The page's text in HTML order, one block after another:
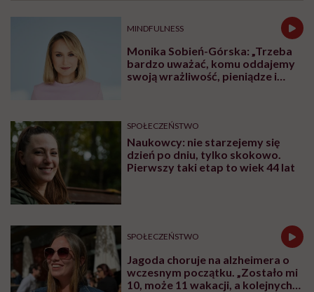
MINDFULNESS
Monika Sobień-Górska: „Trzeba
bardzo uważać, komu oddajemy
swoją wrażliwość, pieniądze i
SPOŁECZEŃSTWO
Naukowcy: nie starzejemy się
dzień po dniu, tylko skokowo.
Pierwszy taki etap to wiek 44 lat
SPOŁECZEŃSTWO
Jagoda choruje na alzheimera o
wczesnym początku. „Zostało mi
10, może 11 wakacji, a kolejnych